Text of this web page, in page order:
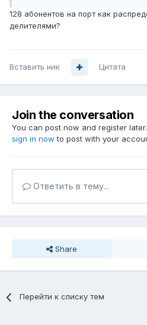
128 абонентов на порт как
делителями?
Вставить ник Цитата
Join the conversation
You can post now and register
sign in now to post with your
Ответить в тему...
Share
Перейти к списку тем